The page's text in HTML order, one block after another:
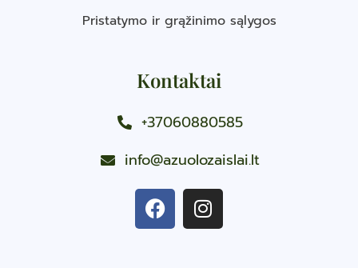
Pristatymo ir grąžinimo sąlygos
Kontaktai
+37060880585
info@azuolozaislai.lt